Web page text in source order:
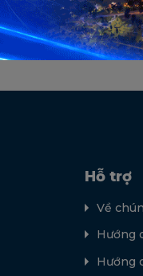
Hỗ trợ
Về
Hướng
Hướng